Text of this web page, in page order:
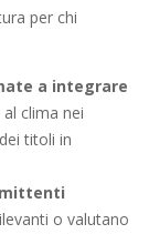
per chi
a integrare
clima nei
titoli in
o valutano